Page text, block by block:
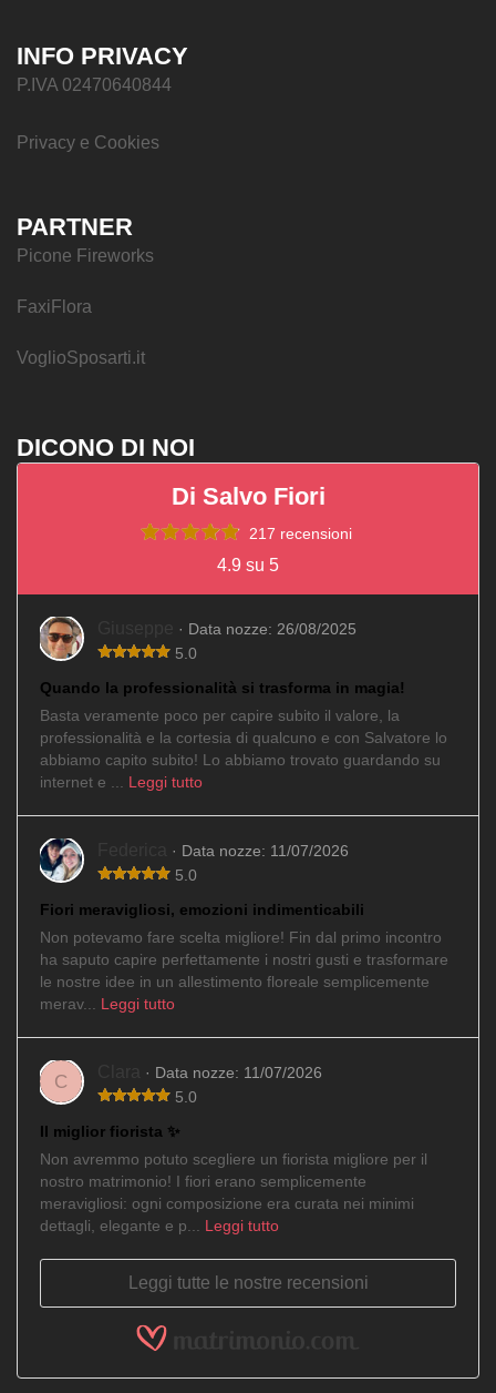
INFO PRIVACY
P.IVA 02470640844
Privacy e Cookies
PARTNER
Picone Fireworks
FaxiFlora
VoglioSposarti.it
DICONO DI NOI
Di Salvo Fiori
217 recensioni
4.9 su 5
· Data nozze: 26/08/2025
5.0
Quando la professionalità si trasforma in magia!
Basta veramente poco per capire subito il valore, la
professionalità e la cortesia di qualcuno e con Salvatore lo
abbiamo capito subito! Lo abbiamo trovato guardando su
internet e ... Leggi tutto
· Data nozze: 11/07/2026
5.0
Fiori meravigliosi, emozioni indimenticabili
Non potevamo fare scelta migliore! Fin dal primo incontro
ha saputo capire perfettamente i nostri gusti e trasformare
le nostre idee in un allestimento floreale semplicemente
merav... Leggi tutto
C
· Data nozze: 11/07/2026
5.0
Il miglior fiorista ✨
Non avremmo potuto scegliere un fiorista migliore per il
nostro matrimonio! I fiori erano semplicemente
meravigliosi: ogni composizione era curata nei minimi
dettagli, elegante e p... Leggi tutto
Leggi tutte le nostre recensioni